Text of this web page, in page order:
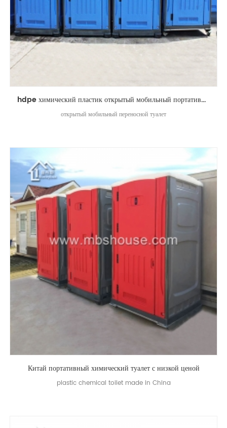
hdpe химический пластик открытый мобильный портативный туалет
открытый мобильный переносной туалет
Китай портативный химический туалет с низкой ценой
plastic chemical toilet made in China